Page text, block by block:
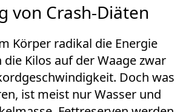
von Crash-Diäten
Körper radikal die Energie
Kilos auf der Waage zwar
Doch was
ist meist nur Wasser und